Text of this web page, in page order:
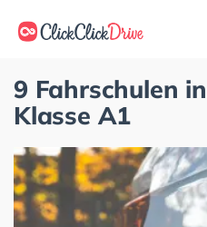
9 Fahrschulen
Klasse A1